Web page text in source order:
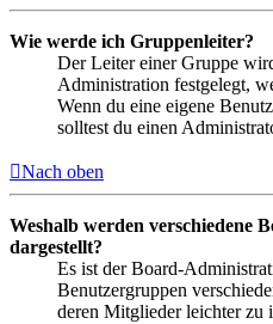
Wie werde ich Gruppenleiter?
Der Leiter einer Gruppe
Administration festgelegt,
Wenn du eine eigene
solltest du einen
Nach oben
Weshalb werden verschiedene
dargestellt?
Es ist der Board-
Benutzergruppen
deren Mitglieder leichter zu